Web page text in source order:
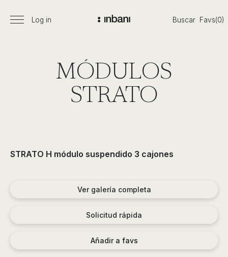
de
baños,
siguiendo
las
y
muebles,
lavabos,
bañeras,
platos
de
ducha,
Menú
Log in Buscar Favs(0)
MÓDULOS
STRATO
STRATO H módulo suspendido 3 cajones
Ver galería completa
Solicitud rápida
Añadir a favs